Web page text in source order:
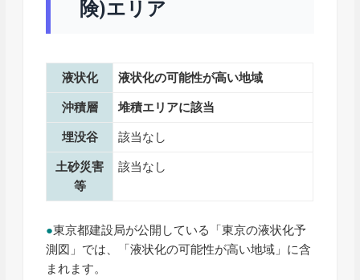
険)エリア
液状化 液状化の可能性が高い地域
沖積層 堆積エリアに該当
埋没谷 該当なし
土砂災害
等
該当なし
●東京都建設局が公開している「東京の液状化予
測図」では、「液状化の可能性が高い地域」に含
まれます。